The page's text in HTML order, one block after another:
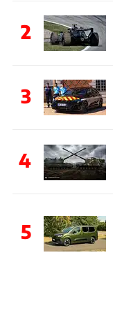
2
3
4
5